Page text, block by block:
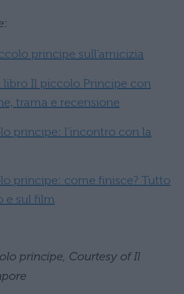
principe sull’amicizia
libro Il piccolo Principe con
trama e recensione
principe: l’incontro con la
principe: come finisce? Tutto
e sul film
principe, Courtesy of Il